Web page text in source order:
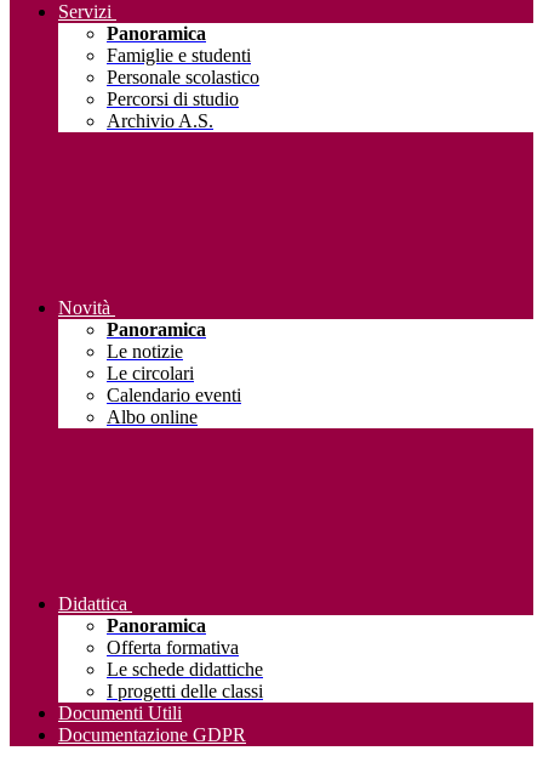
Servizi
Panoramica
Famiglie e studenti
Personale scolastico
Percorsi di studio
Archivio A.S.
Novità
Panoramica
Le notizie
Le circolari
Calendario eventi
Albo online
Didattica
Panoramica
Offerta formativa
Le schede didattiche
I progetti delle classi
Documenti Utili
Documentazione GDPR